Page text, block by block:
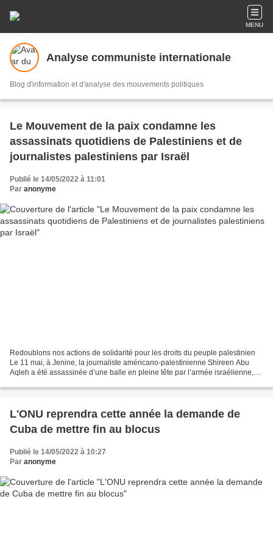
MENU
Analyse communiste internationale
Blog d'information et d'analyse des mouvements politiques
Le Mouvement de la paix condamne les
assassinats quotidiens de Palestiniens et de
journalistes palestiniens par Israël
Publié le 14/05/2022 à 11:01
Par anonyme
Redoublons nos actions de solidarité pour les droits du peuple palestinien
Le 11 mai, à Jenine, la journaliste américano-palestinienne Shireen Abu
Aqleh a été assassinée d’une balle en pleine tête par l’armée israélienne,
L'ONU reprendra cette année la demande de
Cuba de mettre fin au blocus
Publié le 14/05/2022 à 10:27
Par anonyme